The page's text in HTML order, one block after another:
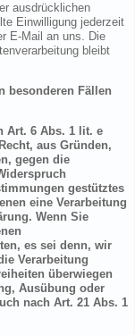
ausdrücklichen
Einwilligung jederzeit
E-Mail an uns. Die
bleibt
besonderen Fällen
Art. 6 Abs. 1 lit. e
aus Gründen,
gegen die
gestütztes
eine Verarbeitung
Wenn Sie
es sei denn, wir
Verarbeitung
überwiegen
Ausübung oder
nach Art. 21 Abs. 1